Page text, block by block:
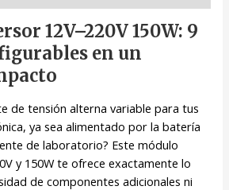
12V–220V 150W: 9
en un
de tensión alterna variable para tus
ya sea alimentado por la batería
de laboratorio? Este módulo
y 150W te ofrece exactamente lo
de componentes adicionales ni